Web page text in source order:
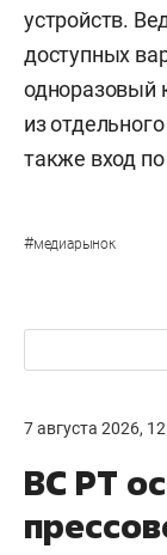
устройств.
доступных
одноразовый
из
также вход
#медиарынок
7 августа 2026,
ВС РТ